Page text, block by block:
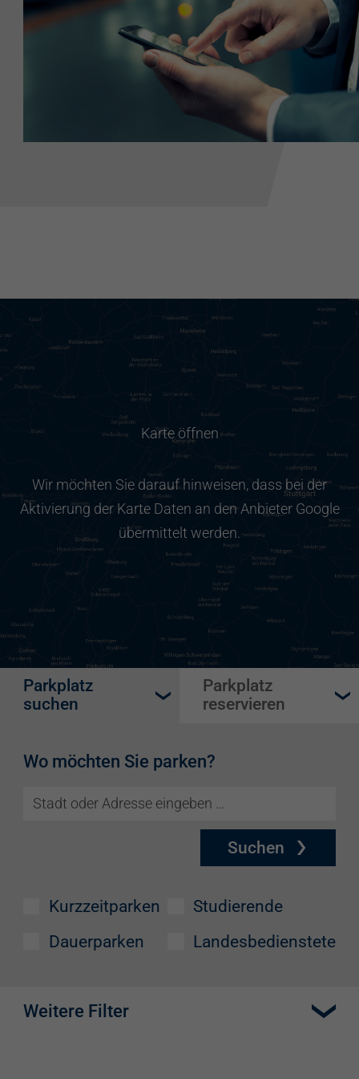
Karte öffnen
Wir möchten Sie darauf hinweisen, dass bei der
Aktivierung der Karte Daten an den Anbieter Google
übermittelt werden.
Parkplatz
suchen
Parkplatz
reservieren
Wo möchten Sie parken?
Suchen
Kurzzeitparken
Dauerparken
Studierende
Landesbedienstete
Weitere Filter